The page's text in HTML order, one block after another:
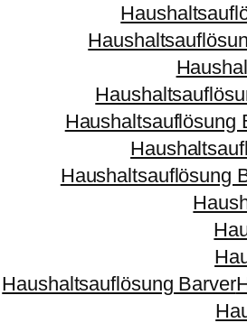
Haushaltsauflösung
Haushaltsauflösung
Haushaltsauflösung Barver